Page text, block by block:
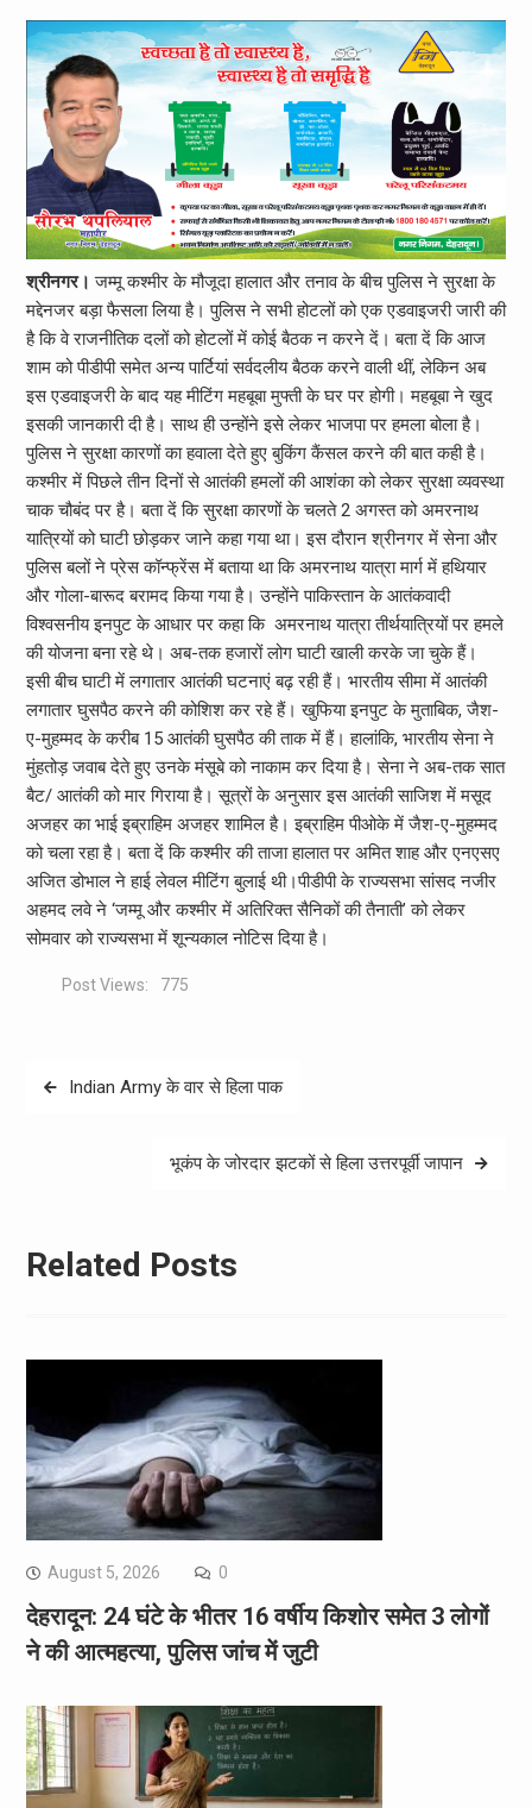
श्रीनगर।जम्मू कश्मीर के मौजूदा हालात और तनाव के बीच पुलिस ने सुरक्षा के
मद्देनजर बड़ा फैसला लिया है। पुलिस ने सभी होटलों को एक एडवाइजरी जारी की
है कि वे राजनीतिक दलों को होटलों में कोई बैठक न करने दें। बता दें कि आज
शाम को पीडीपी समेत अन्य पार्टियां सर्वदलीय बैठक करने वाली थीं, लेकिन अब
इस एडवाइजरी के बाद यह मीटिंग महबूबा मुफ्ती के घर पर होगी। महबूबा ने खुद
इसकी जानकारी दी है। साथ ही उन्होंने इसे लेकर भाजपा पर हमला बोला है।
पुलिस ने सुरक्षा कारणों का हवाला देते हुए बुकिंग कैंसल करने की बात कही है।
कश्मीर में पिछले तीन दिनों से आतंकी हमलों की आशंका को लेकर सुरक्षा व्यवस्था
चाक चौबंद पर है। बता दें कि सुरक्षा कारणों के चलते 2 अगस्त को अमरनाथ
यात्रियों को घाटी छोड़कर जाने कहा गया था। इस दौरान श्रीनगर में सेना और
पुलिस बलों ने प्रेस कॉन्फ्रेंस में बताया था कि अमरनाथ यात्रा मार्ग में हथियार
और गोला-बारूद बरामद किया गया है। उन्होंने पाकिस्तान के आतंकवादी
विश्वसनीय इनपुट के आधार पर कहा कि अमरनाथ यात्रा तीर्थयात्रियों पर हमले
की योजना बना रहे थे। अब-तक हजारों लोग घाटी खाली करके जा चुके हैं।
इसी बीच घाटी में लगातार आतंकी घटनाएं बढ़ रही हैं। भारतीय सीमा में आतंकी
लगातार घुसपैठ करने की कोशिश कर रहे हैं। खुफिया इनपुट के मुताबिक, जैश-
ए-मुहम्‍मद के करीब 15 आतंकी घुसपैठ की ताक में हैं। हालांकि, भारतीय सेना ने
मुंहतोड़ जवाब देते हुए उनके मंसूबे को नाकाम कर दिया है। सेना ने अब-तक सात
बैट/ आतंकी को मार गिराया है। सूत्रों के अनुसार इस आतंकी साजिश में मसूद
अजहर का भाई इब्राहिम अजहर शामिल है। इब्राहिम पीओके में जैश-ए-मुहम्‍मद
को चला रहा है। बता दें कि कश्मीर की ताजा हालात पर अमित शाह और एनएसए
अजित डोभाल ने हाई लेवल मीटिंग बुलाई थी।पीडीपी के राज्यसभा सांसद नजीर
अहमद लवे ने ‘जम्मू और कश्मीर में अतिरिक्त सैनिकों की तैनाती’ को लेकर
सोमवार को राज्यसभा में शून्यकाल नोटिस दिया है।
Post Views: 775
PostIndian Army के वार से हिला पाक
भूकंप के जोरदार झटकों से हिला उत्तरपूर्वी जापान
Related Posts
August 5, 2026 0
देहरादून: 24 घंटे के भीतर 16 वर्षीय किशोर समेत 3 लोगों
ने की आत्महत्या, पुलिस जांच में जुटी